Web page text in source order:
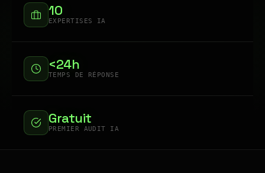
10
EXPERTISES IA
<24h
TEMPS DE RÉPONSE
Gratuit
PREMIER AUDIT IA